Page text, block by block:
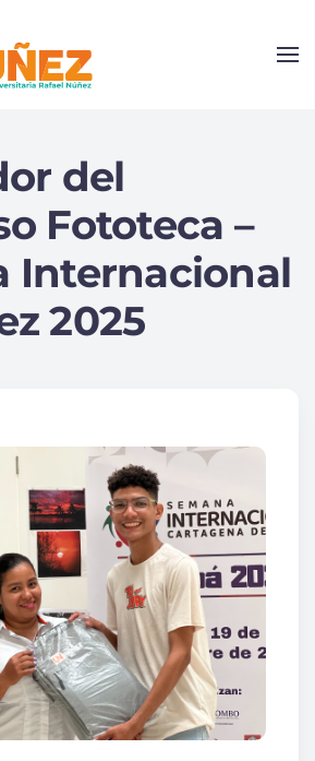
del
Fototeca –
Internacional
2025